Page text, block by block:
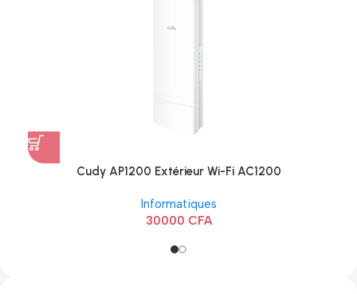
Cudy AP1200 Extérieur Wi-Fi AC1200
Informatiques
30000 CFA